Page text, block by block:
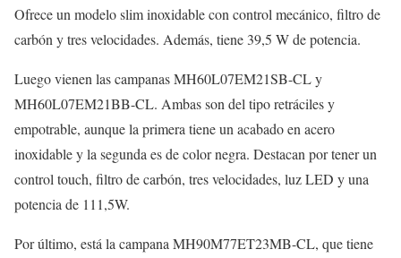
Ofrece un modelo slim inoxidable con control mecánico, filtro de
carbón y tres velocidades. Además, tiene 39,5 W de potencia.
Luego vienen las campanas MH60L07EM21SB-CL y
MH60L07EM21BB-CL. Ambas son del tipo retráciles y
empotrable, aunque la primera tiene un acabado en acero
inoxidable y la segunda es de color negra. Destacan por tener un
control touch, filtro de carbón, tres velocidades, luz LED y una
potencia de 111,5W.
Por último, está la campana MH90M77ET23MB-CL, que tiene